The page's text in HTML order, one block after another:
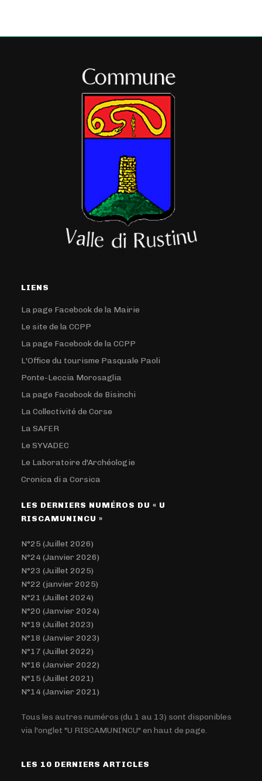
LIENS
La page Facebook de la Mairie
Le site de la CCPP
La page Facebook de la CCPP
L'Office du tourisme Pasquale Paoli
Ponte-Leccia Morosaglia
La page Facebook de Bisinchi
La Collectivité de Corse
La SAFER
Le SYVADEC
Le Laboratoire d'Archéologie
Cronica di a Corsica
LES DERNIERS NUMÉROS DU « U
RISCAMUNINCU »
N°25 (Juillet 2026)
N°24 (Janvier 2026)
N°23 (Juillet 2025)
N°22 (janvier 2025)
N°21 (Juillet 2024)
N°20 (Janvier 2024)
N°19 (Juillet 2023)
N°18 (Janvier 2023)
N°17 (Juillet 2022)
N°16 (Janvier 2022)
N°15 (Juillet 2021)
N°14 (Janvier 2021)
Tous les autres numéros (du 1 au 13) sont disponibles
via l'onglet "U RISCAMUNINCU" en haut de page.
LES 10 DERNIERS ARTICLES